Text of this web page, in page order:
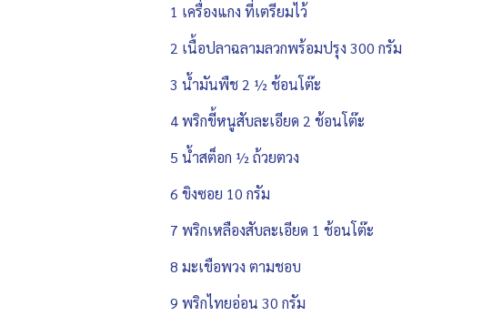
1 เครื่องแกง ที่เตรียมไว้
2 เนื้อปลาฉลามลวกพร้อมปรุง 300 กรัม
3 น้ำมันพืช 2 ½ ช้อนโต๊ะ
4 พริกขี้หนูสับละเอียด 2 ช้อนโต๊ะ
5 น้ำสต็อก ½ ถ้วยตวง
6 ขิงซอย 10 กรัม
7 พริกเหลืองสับละเอียด 1 ช้อนโต๊ะ
8 มะเขือพวง ตามชอบ
9 พริกไทยอ่อน 30 กรัม